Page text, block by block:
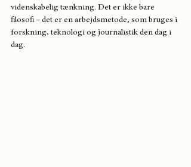
videnskabelig tænkning. Det er ikke bare
filosofi – det er en arbejdsmetode, som bruges i
forskning, teknologi og journalistik den dag i
dag.